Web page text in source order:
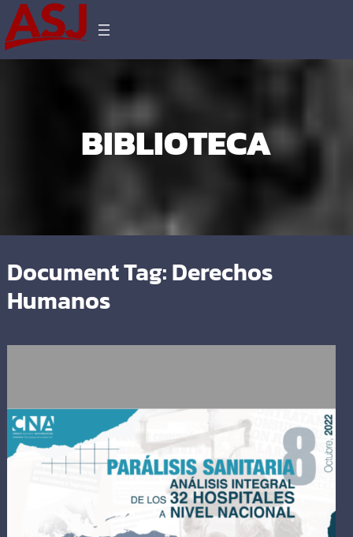
BIBLIOTECA
Document Tag:Derechos
Humanos